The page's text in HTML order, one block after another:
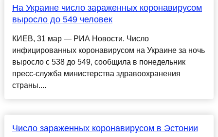
На Украине число зараженных коронавирусом
выросло до 549 человек
КИЕВ, 31 мар — РИА Новости. Число
инфицированных коронавирусом на Украине за ночь
выросло с 538 до 549, сообщила в понедельник
пресс-служба министерства здравоохранения
страны....
Число зараженных коронавирусом в Эстонии